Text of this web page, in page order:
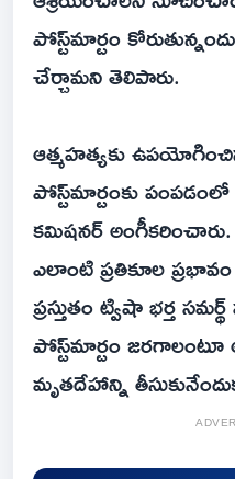
పోస్ట్‌మార్టం
చేర్చామని తెలిపారు.
ఆత్మహత్యకు
పోస్ట్‌మార్టంకు
కమిషనర్
ఎలాంటి ప్రతికూల
ప్రస్తుతం ట్విషా భర్త
పోస్ట్‌మార్టం జరగాలంటూ
మృతదేహాన్ని